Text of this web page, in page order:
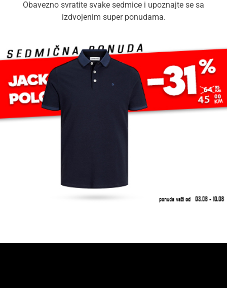
Obavezno svratite svake sedmice i upoznajte se sa
izdvojenim super ponudama.